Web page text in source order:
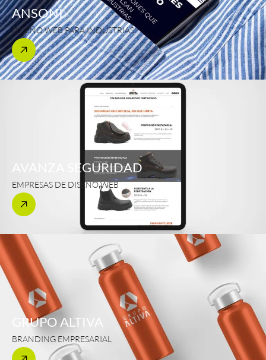
ANSONI
DISEÑO WEB PARA INDUSTRIAS
AVANZA SEGURIDAD
EMPRESAS DE DISEÑO WEB
GRUPO ALTIVA
BRANDING EMPRESARIAL